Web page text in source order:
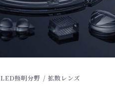
LED照明分野 / 拡散レンズ